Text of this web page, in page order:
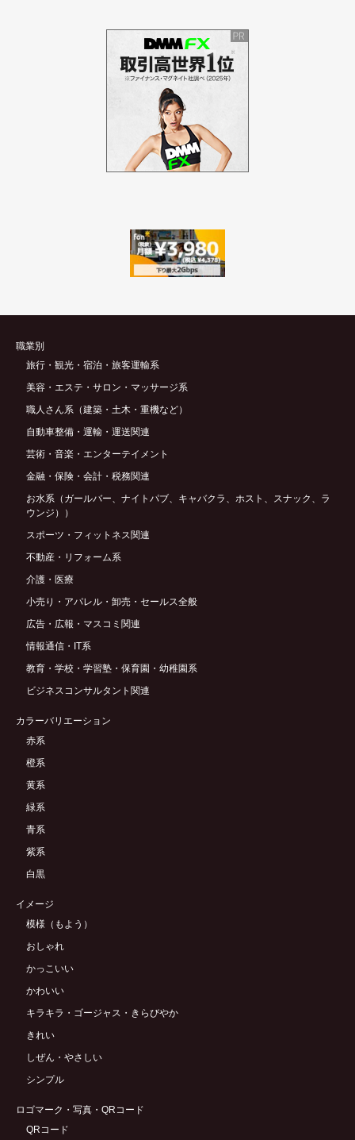
職業別
旅行・観光・宿泊・旅客運輸系
美容・エステ・サロン・マッサージ系
職人さん系（建築・土木・重機など）
自動車整備・運輸・運送関連
芸術・音楽・エンターテイメント
金融・保険・会計・税務関連
お水系（ガールバー、ナイトパブ、キャバクラ、ホスト、スナック、ラ
ウンジ））
スポーツ・フィットネス関連
不動産・リフォーム系
介護・医療
小売り・アパレル・卸売・セールス全般
広告・広報・マスコミ関連
情報通信・IT系
教育・学校・学習塾・保育園・幼稚園系
ビジネスコンサルタント関連
カラーバリエーション
赤系
橙系
黄系
緑系
青系
紫系
白黒
イメージ
模様（もよう）
おしゃれ
かっこいい
かわいい
キラキラ・ゴージャス・きらびやか
きれい
しぜん・やさしい
シンプル
ロゴマーク・写真・QRコード
QRコード